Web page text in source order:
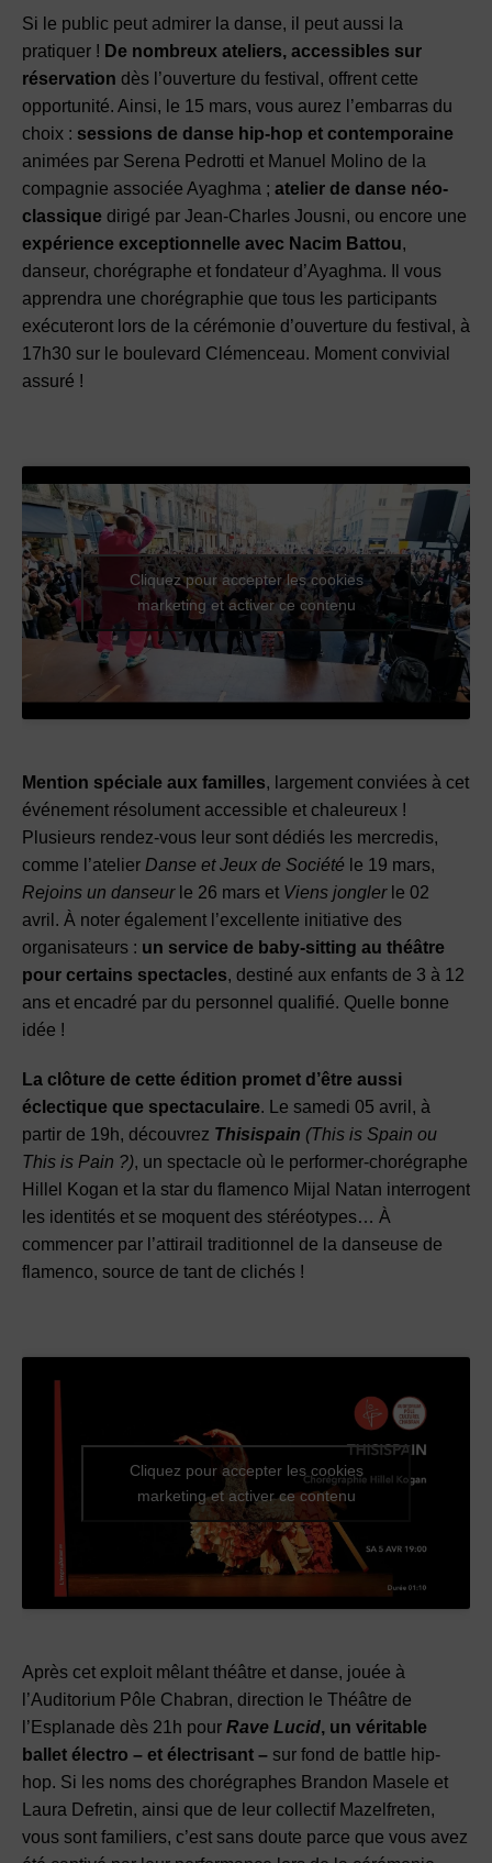
Si le public peut admirer la danse, il peut aussi la
pratiquer ! De nombreux ateliers, accessibles sur
réservation dès l’ouverture du festival, offrent cette
opportunité. Ainsi, le 15 mars, vous aurez l’embarras du
choix : sessions de danse hip-hop et contemporaine
animées par Serena Pedrotti et Manuel Molino de la
compagnie associée Ayaghma ; atelier de danse néo-
classique dirigé par Jean-Charles Jousni, ou encore une
expérience exceptionnelle avec Nacim Battou,
danseur, chorégraphe et fondateur d’Ayaghma. Il vous
apprendra une chorégraphie que tous les participants
exécuteront lors de la cérémonie d’ouverture du festival, à
17h30 sur le boulevard Clémenceau. Moment convivial
assuré !
Cliquez pour accepter les cookies
marketing et activer ce contenu
Mention spéciale aux familles, largement conviées à cet
événement résolument accessible et chaleureux !
Plusieurs rendez-vous leur sont dédiés les mercredis,
comme l’atelier Danse et Jeux de Société le 19 mars,
Rejoins un danseurle 26 mars et Viens jonglerle 02
avril. À noter également l’excellente initiative des
organisateurs : un service de baby-sitting au théâtre
pour certains spectacles, destiné aux enfants de 3 à 12
ans et encadré par du personnel qualifié. Quelle bonne
idée !
La clôture de cette édition promet d’être aussi
éclectique que spectaculaire. Le samedi 05 avril, à
partir de 19h, découvrez Thisispain (This is Spain ou
This is Pain ?), un spectacle où le performer-chorégraphe
Hillel Kogan et la star du flamenco Mijal Natan interrogent
les identités et se moquent des stéréotypes… À
commencer par l’attirail traditionnel de la danseuse de
flamenco, source de tant de clichés !
Cliquez pour accepter les cookies
marketing et activer ce contenu
Après cet exploit mêlant théâtre et danse, jouée à
l’Auditorium Pôle Chabran, direction le Théâtre de
l’Esplanade dès 21h pour Rave Lucid, un véritable
ballet électro – et électrisant – sur fond de battle hip-
hop. Si les noms des chorégraphes Brandon Masele et
Laura Defretin, ainsi que de leur collectif Mazelfreten,
vous sont familiers, c’est sans doute parce que vous avez